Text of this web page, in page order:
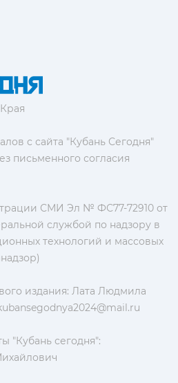
с сайта "Кубань Сегодня"
письменного согласия
СМИ Эл № ФС77-72910 от
службой по надзору в
технологий и массовых
издания: Лата Людмила
"Кубань сегодня":